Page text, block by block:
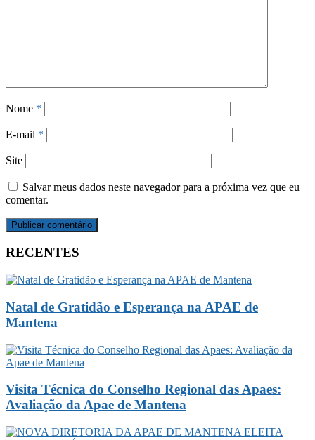
Nome *
E-mail *
Site
Salvar meus dados neste navegador para a próxima vez que eu
comentar.
RECENTES
Natal de Gratidão e Esperança na APAE de
Mantena
Visita Técnica do Conselho Regional das Apaes:
Avaliação da Apae de Mantena